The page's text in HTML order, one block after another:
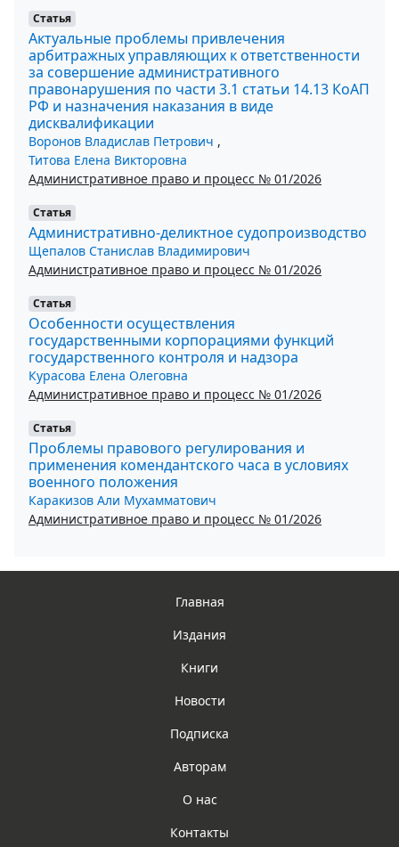
Статья
Актуальные проблемы привлечения
арбитражных управляющих к ответственности
за совершение административного
правонарушения по части 3.1 статьи 14.13 КоАП
РФ и назначения наказания в виде
дисквалификации
Воронов Владислав Петрович ,
Титова Елена Викторовна
Административное право и процесс № 01/2026
Статья
Административно-деликтное судопроизводство
Щепалов Станислав Владимирович
Административное право и процесс № 01/2026
Статья
Особенности осуществления
государственными корпорациями функций
государственного контроля и надзора
Курасова Елена Олеговна
Административное право и процесс № 01/2026
Статья
Проблемы правового регулирования и
применения комендантского часа в условиях
военного положения
Каракизов Али Мухамматович
Административное право и процесс № 01/2026
Главная
Издания
Книги
Новости
Подписка
Авторам
О нас
Контакты